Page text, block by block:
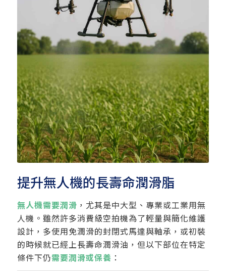
提升無人機的長壽命潤滑脂
無人機需要潤滑 ，尤其是中大型、專業或工業用無
人機。雖然許多消費級空拍機為了輕量與簡化維護
設計，多使用免潤滑的封閉式馬達與軸承，或初裝
的時候就已經上長壽命潤滑油，但以下部位在特定
條件下仍需要潤滑或保養 ：